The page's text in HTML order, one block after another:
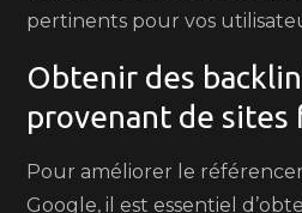
pertinents pour vos
Obtenir des
provenant de sites
Pour améliorer le
Google, il est essentiel